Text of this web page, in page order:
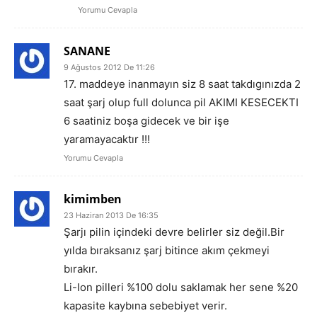
Yorumu Cevapla
SANANE
9 Ağustos 2012 De 11:26
17. maddeye inanmayın siz 8 saat takdıgınızda 2
saat şarj olup full dolunca pil AKIMI KESECEKTI
6 saatiniz boşa gidecek ve bir işe
yaramayacaktır !!!
Yorumu Cevapla
kimimben
23 Haziran 2013 De 16:35
Şarjı pilin içindeki devre belirler siz değil.Bir
yılda bıraksanız şarj bitince akım çekmeyi
bırakır.
Li-Ion pilleri %100 dolu saklamak her sene %20
kapasite kaybına sebebiyet verir.